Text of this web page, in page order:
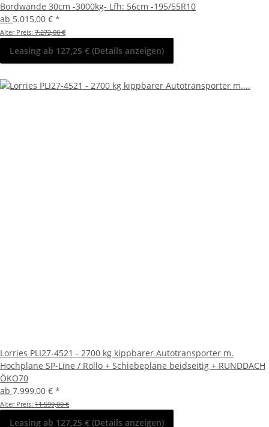
Bordwände 30cm -3000kg- Lfh: 56cm -195/55R10
ab 5.015,00 € *
Alter Preis: 7.272,00 €
Leasing ab 127,25 € (Details anzeigen)
Lorries PLI27-4521 - 2700 kg kippbarer Autotransporter m.
Hochplane SP-Line / Rollo + Schiebeplane beidseitig + RUNDDACH
ÖKO70
ab 7.999,00 € *
Alter Preis: 11.599,00 €
Leasing ab 127,25 € (Details anzeigen)